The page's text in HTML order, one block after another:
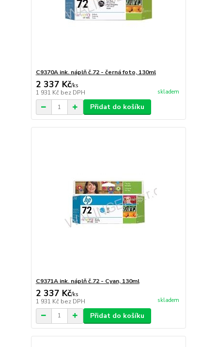
C9370A ink. náplň č.72 - černá foto, 130ml
2 337 Kč/ks
1 931 Kč bez DPH skladem
Přidat do košíku
C9371A ink. náplň č.72 - Cyan, 130ml
2 337 Kč/ks
1 931 Kč bez DPH skladem
Přidat do košíku